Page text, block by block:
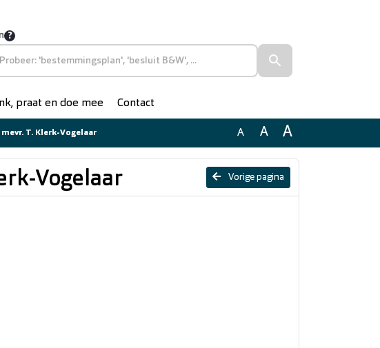
praat en doe mee Contact
T. Klerk-Vogelaar A A A
Vorige pagina
Vogelaar